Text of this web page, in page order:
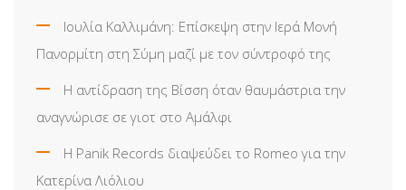
Ιουλία Καλλιμάνη: Επίσκεψη στην Ιερά Μονή
Πανορμίτη στη Σύμη μαζί με τον σύντροφό της
Η αντίδραση της Βίσση όταν θαυμάστρια την
αναγνώρισε σε γιοτ στο Αμάλφι
Η Panik Records διαψεύδει το Romeo για την
Κατερίνα Λιόλιου